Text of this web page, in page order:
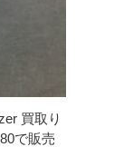
買取り
で販売